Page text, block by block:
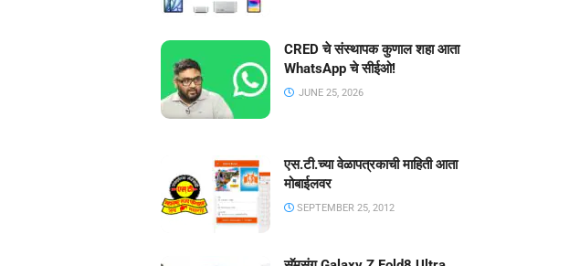
CRED चे संस्थापक कुणाल शहा आता
WhatsApp चे सीईओ!
JUNE 25, 2026
एस.टी.च्या वेळापत्रकाची माहिती आता
मोबाईलवर
SEPTEMBER 25, 2012